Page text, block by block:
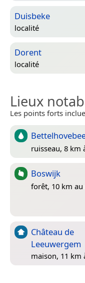
Duisbeke
localité
Dorent
localité
Lieux
Les points forts
ruisseau, 8 km
Boswijk
forêt, 10 km
Château de
Leeuwergem
maison, 11 km